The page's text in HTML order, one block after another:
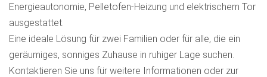
Energieautonomie, Pelletofen-Heizung und elektrischem Tor
ausgestattet.
Eine ideale Lösung für zwei Familien oder für alle, die ein
geräumiges, sonniges Zuhause in ruhiger Lage suchen.
Kontaktieren Sie uns für weitere Informationen oder zur